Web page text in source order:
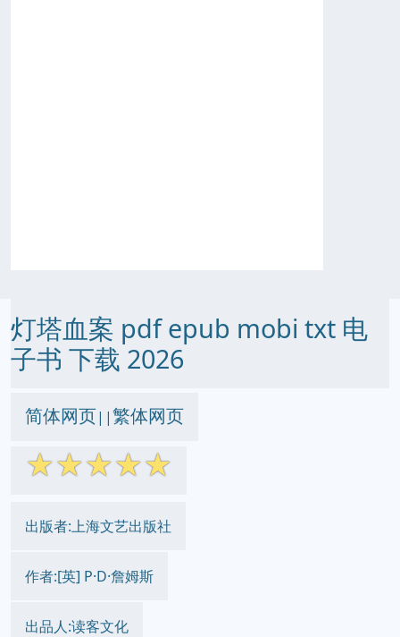
灯塔血案 pdf epub mobi txt 电
子书 下载 2026
简体网页||繁体网页
☆☆☆☆☆
出版者:上海文艺出版社
作者:[英] P·D·詹姆斯
出品人:读客文化